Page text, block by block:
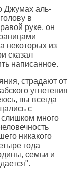
Джумах аль-
в
руке, он
некоторых из
сказал
написанное.
страдают от
угнетения
вы всегда
с
много
никакого
года
семьи и